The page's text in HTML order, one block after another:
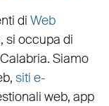
di Web
si occupa di
. Siamo
, siti e-
web, app